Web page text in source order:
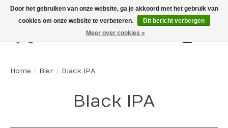
Home / Bier / Black IPA
Black IPA
Door het gebruiken van onze website, ga je akkoord met het gebruik van
cookies om onze website te verbeteren.
Dit bericht verbergen
Meer over cookies »